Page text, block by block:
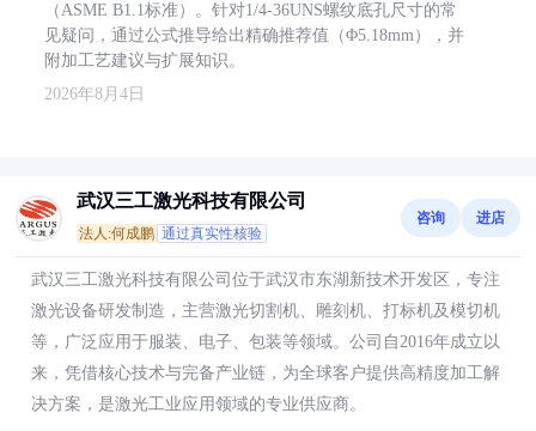
（ASME B1.1标准）。针对1/4-36UNS螺纹底孔尺寸的常
见疑问，通过公式推导给出精确推荐值（Φ5.18mm），并
附加工艺建议与扩展知识。
2026年8月4日
武汉三工激光科技有限公司
法人:何成鹏 通过真实性核验
咨询 进店
武汉三工激光科技有限公司位于武汉市东湖新技术开发区，专注
激光设备研发制造，主营激光切割机、雕刻机、打标机及模切机
等，广泛应用于服装、电子、包装等领域。公司自2016年成立以
来，凭借核心技术与完备产业链，为全球客户提供高精度加工解
决方案，是激光工业应用领域的专业供应商。